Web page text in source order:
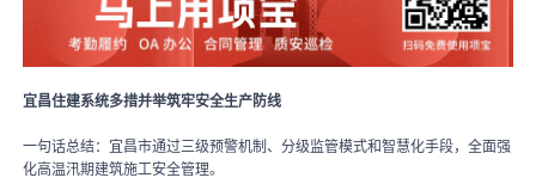
宜昌住建系统多措并举筑牢安全生产防线
一句话总结：宜昌市通过三级预警机制、分级监管模式和智慧化手段，全面强
化高温汛期建筑施工安全管理。